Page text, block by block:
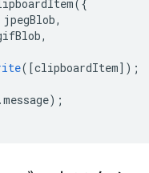
( {
jpegBlob,
,
( [clipboardItem] );
.message);